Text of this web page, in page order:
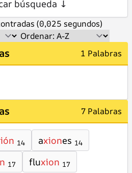
búsqueda ↓
(0,025 segundos)
1 Palabras
7 Palabras
14 axiones 14
17 fluxion 17